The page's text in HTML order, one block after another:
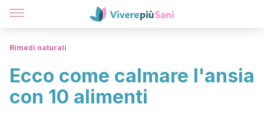
Rimedi naturali
Ecco come calmare l'ansia
con 10 alimenti